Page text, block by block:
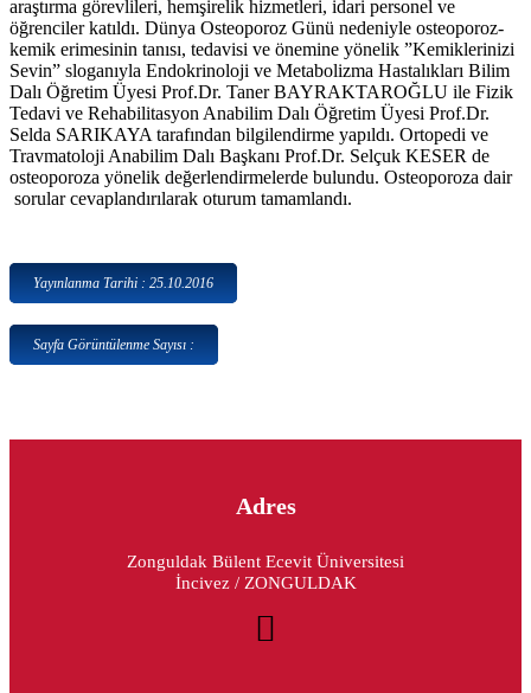
araştırma görevlileri, hemşirelik hizmetleri, idari personel ve
öğrenciler katıldı. Dünya Osteoporoz Günü nedeniyle osteoporoz-
kemik erimesinin tanısı, tedavisi ve önemine yönelik ”Kemiklerinizi
Sevin” sloganıyla Endokrinoloji ve Metabolizma Hastalıkları Bilim
Dalı Öğretim Üyesi Prof.Dr. Taner BAYRAKTAROĞLU ile Fizik
Tedavi ve Rehabilitasyon Anabilim Dalı Öğretim Üyesi Prof.Dr.
Selda SARIKAYA tarafından bilgilendirme yapıldı. Ortopedi ve
Travmatoloji Anabilim Dalı Başkanı Prof.Dr. Selçuk KESER de
osteoporoza yönelik değerlendirmelerde bulundu. Osteoporoza dair
sorular cevaplandırılarak oturum tamamlandı.
Yayınlanma Tarihi : 25.10.2016
Sayfa Görüntülenme Sayısı :
Adres
Zonguldak Bülent Ecevit Üniversitesi
İncivez / ZONGULDAK